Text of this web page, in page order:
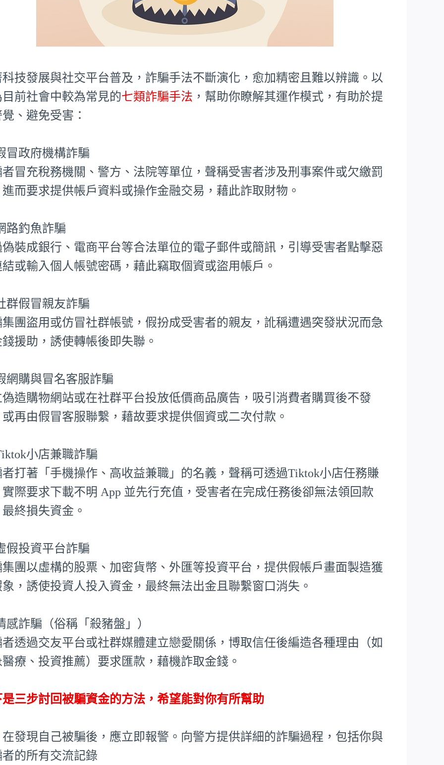
技發展與社交平台普及，詐騙手法不斷演化，愈加精密且難以辨識。以
前社會中較為常見的七類詐騙手法 ，幫助你瞭解其運作模式，有助於提
、避免受害：
冒政府機構詐騙
冒充稅務機關、警方、法院等單位，聲稱受害者涉及刑事案件或欠繳罰
而要求提供帳戶資料或操作金融交易，藉此詐取財物。
路釣魚詐騙
裝成銀行、電商平台等合法單位的電子郵件或簡訊，引導受害者點擊惡
或輸入個人帳號密碼，藉此竊取個資或盜用帳戶。
群假冒親友詐騙
團盜用或仿冒社群帳號，假扮成受害者的親友，訛稱遭遇突發狀況而急
援助，誘使轉帳後即失聯。
網購與冒名客服詐騙
造購物網站或在社群平台投放低價商品廣告，吸引消費者購買後不發
再由假冒客服聯繫，藉故要求提供個資或二次付款。
小店兼職詐騙
打著「手機操作、高收益兼職」的名義，聲稱可透過Tiktok小店任務賺
際要求下載不明 App 並先行充值，受害者在完成任務後卻無法領回款
終損失資金。
假投資平台詐騙
團以虛構的股票、加密貨幣、外匯等投資平台，提供假帳戶畫面製造獲
，誘使投資人投入資金，最終無法出金且聯繫窗口消失。
感詐騙（俗稱「殺豬盤」）
透過交友平台或社群媒體建立戀愛關係，博取信任後編造各種理由（如
療、投資推薦）要求匯款，藉機詐取金錢。
三步討回被騙資金的方法，希望能對你有所幫助
發現自己被騙後，應立即報警。向警方提供詳細的詐騙過程，包括你與
的所有交流記錄